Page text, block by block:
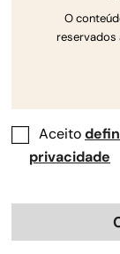
O
reservados
Aceito
privacidade